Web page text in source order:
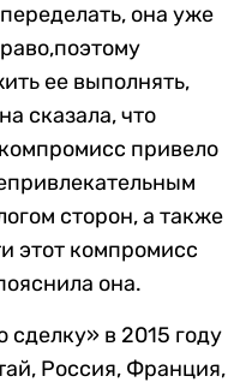
она уже
ее выполнять,
сказала, что
привело
сторон, а также
этот компромисс
она.
в 2015 году
Россия, Франция,